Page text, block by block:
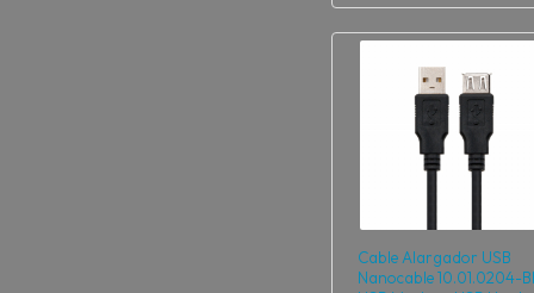
Cable Alargador USB
Nanocable 10.01.0204-